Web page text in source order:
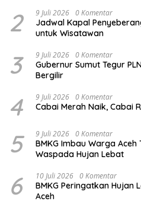
2 9 Juli 2026 0 Komentar
Jadwal Kapal
untuk Wisatawan
3 9 Juli 2026 0 Komentar
Gubernur Sumut Tegur
Bergilir
4 9 Juli 2026 0 Komentar
Cabai Merah Naik, Cabai
5 9 Juli 2026 0 Komentar
BMKG Imbau Warga
Waspada Hujan Lebat
6 10 Juli 2026 0 Komentar
BMKG Peringatkan Hujan
Aceh